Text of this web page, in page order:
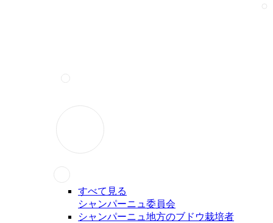
すべて見る
シャンパーニュ委員会
シャンパーニュ地方のブドウ栽培者